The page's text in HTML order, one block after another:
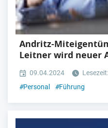
Andritz-
Leitner wird neuer
09.04.2024
#Personal #Führung